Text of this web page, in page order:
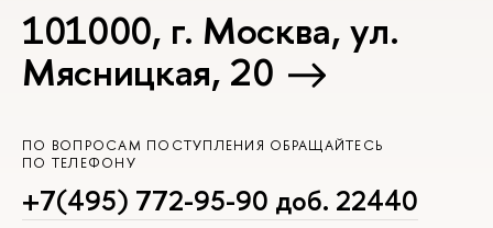
101000, г. Москва, ул.
Мясницкая, 20
ПО ВОПРОСАМ ПОСТУПЛЕНИЯ ОБРАЩАЙТЕСЬ
ПО ТЕЛЕФОНУ
+7(495) 772-95-90 доб. 22440